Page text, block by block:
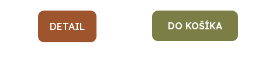
DETAIL DO KOŠÍKA